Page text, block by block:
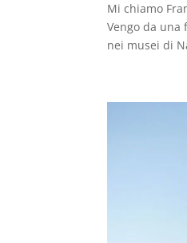
Mi chiamo
Vengo da
nei musei di